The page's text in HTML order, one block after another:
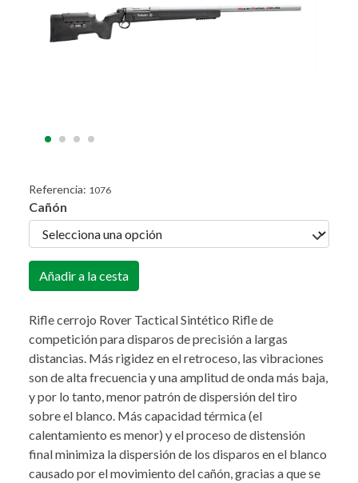
Referencia: 1076
Cañón
Añadir a la cesta
Rifle cerrojo Rover Tactical Sintético Rifle de
competición para disparos de precisión a largas
distancias. Más rigidez en el retroceso, las vibraciones
son de alta frecuencia y una amplitud de onda más baja,
y por lo tanto, menor patrón de dispersión del tiro
sobre el blanco. Más capacidad térmica (el
calentamiento es menor) y el proceso de distensión
final minimiza la dispersión de los disparos en el blanco
causado por el movimiento del cañón, gracias a que se